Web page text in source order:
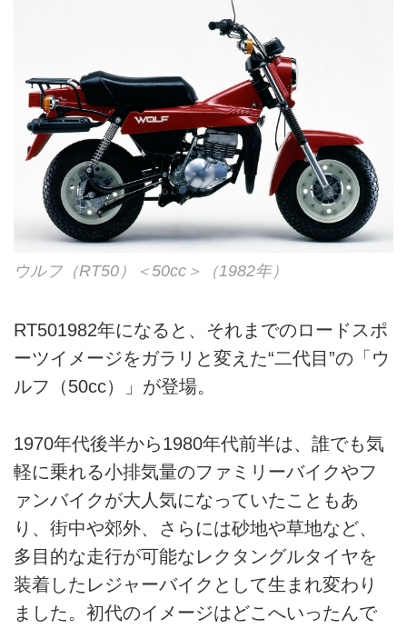
ウルフ（RT50）＜50cc＞（1982年）
RT501982年になると、それまでのロードスポ
ーツイメージをガラリと変えた“二代目”の「ウ
ルフ（50cc）」が登場。
1970年代後半から1980年代前半は、誰でも気
軽に乗れる小排気量のファミリーバイクやフ
ァンバイクが大人気になっていたこともあ
り、街中や郊外、さらには砂地や草地など、
多目的な走行が可能なレクタングルタイヤを
装着したレジャーバイクとして生まれ変わり
ました。初代のイメージはどこへいったんで